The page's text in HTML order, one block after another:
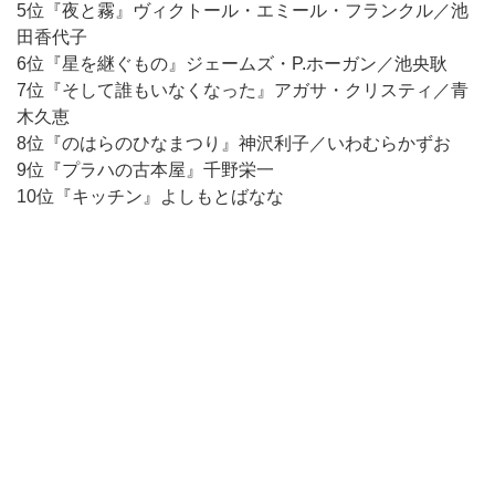
5位『夜と霧』ヴィクトール・エミール・フランクル／池
田香代子
6位『星を継ぐもの』ジェームズ・P.ホーガン／池央耿
7位『そして誰もいなくなった』アガサ・クリスティ／青
木久恵
8位『のはらのひなまつり』神沢利子／いわむらかずお
9位『プラハの古本屋』千野栄一
10位『キッチン』よしもとばなな